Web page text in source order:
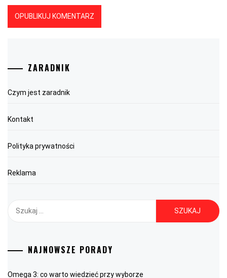
ZARADNIK
Czym jest zaradnik
Kontakt
Polityka prywatności
Reklama
NAJNOWSZE PORADY
Omega 3: co warto wiedzieć przy wyborze